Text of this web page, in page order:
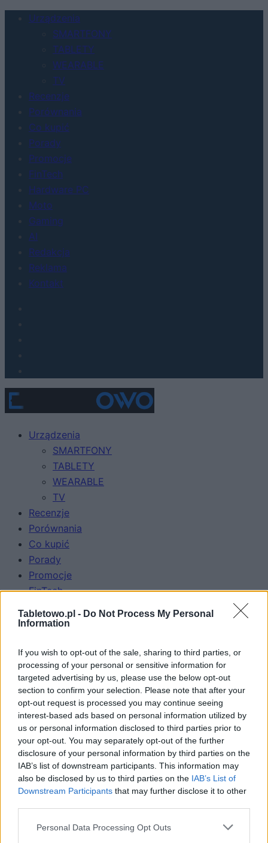
Tabletowo.pl - Do Not Process My Personal
Information
If you wish to opt-out of the sale, sharing to third parties, or
processing of your personal or sensitive information for
targeted advertising by us, please use the below opt-out
section to confirm your selection. Please note that after your
opt-out request is processed you may continue seeing
interest-based ads based on personal information utilized by
us or personal information disclosed to third parties prior to
your opt-out. You may separately opt-out of the further
disclosure of your personal information by third parties on the
IAB’s list of downstream participants. This information may
also be disclosed by us to third parties on the IAB’s List of
Downstream Participants that may further disclose it to other
Please note that this website/app uses one or more Google
Personal Data Processing Opt Outs
Urządzenia
SMARTFONY
TABLETY
WEARABLE
TV
Recenzje
Porównania
Co kupić
Porady
Promocje
FinTech
Hardware PC
Moto
Gaming
AI
Redakcja
Reklama
Kontakt
Urządzenia
SMARTFONY
TABLETY
WEARABLE
TV
Recenzje
Porównania
Co kupić
Porady
Promocje
FinTech
Moto
AI
Redakcja
Reklama
Kontakt